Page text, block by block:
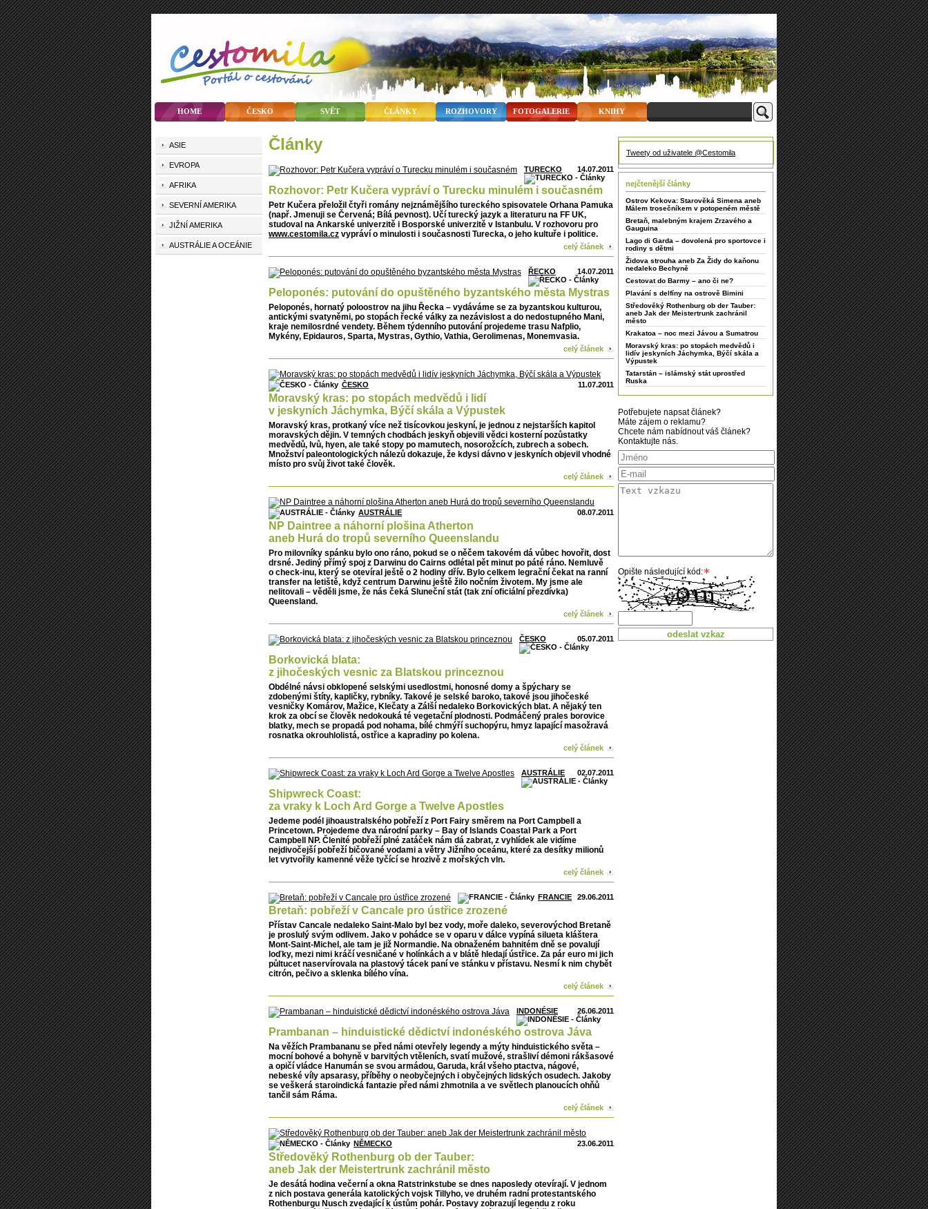
HOME ČESKO SVĚT ČLÁNKY ROZHOVORY FOTOGALERIE KNIHY
články
14.07.2011
TURECKO
Rozhovor: Petr Kučera vypráví o Turecku minulém i současném
Petr Kučera přeložil čtyři romány nejznámějšího tureckého spisovatele Orhana Pamuka
(např. Jmenuji se Červená; Bílá pevnost). Učí turecký jazyk a literaturu na FF UK,
studoval na Ankarské univerzitě i Bosporské univerzitě v Istanbulu. V rozhovoru pro
www.cestomila.cz vypráví o minulosti i současnosti Turecka, o jeho kultuře i politice.
celý článek
14.07.2011
ŘECKO
Peloponés: putování do opuštěného byzantského města Mystras
Peloponés, hornatý poloostrov na jihu Řecka – vydáváme se za byzantskou kulturou,
antickými svatyněmi, po stopách řecké války za nezávislost a do nedostupného Mani,
kraje nemilosrdné vendety. Během týdenního putování projedeme trasu Nafplio,
Mykény, Epidauros, Sparta, Mystras, Gythio, Vathia, Gerolimenas, Monemvasia.
celý článek
11.07.2011
ČESKO
Moravský kras: po stopách medvědů i lidí
v jeskyních Jáchymka, Býčí skála a Výpustek
Moravský kras, protkaný více než tisícovkou jeskyní, je jednou z nejstarších kapitol
moravských dějin. V temných chodbách jeskyň objevili vědci kosterní pozůstatky
medvědů, lvů, hyen, ale také stopy po mamutech, nosorožcích, zubrech a sobech.
Množství paleontologických nálezů dokazuje, že kdysi dávno v jeskyních objevil vhodné
místo pro svůj život také člověk.
celý článek
08.07.2011
AUSTRÁLIE
NP Daintree a náhorní plošina Atherton
aneb Hurá do tropů severního Queenslandu
Pro milovníky spánku bylo ono ráno, pokud se o něčem takovém dá vůbec hovořit, dost
drsné. Jediný přímý spoj z Darwinu do Cairns odlétal pět minut po páté ráno. Nemluvě
o check-inu, který se otevíral ještě o 2 hodiny dřív. Bylo celkem legrační čekat na ranní
transfer na letiště, když centrum Darwinu ještě žilo nočním životem. My jsme ale
nelitovali – věděli jsme, že nás čeká Sluneční stát (tak zní oficiální přezdívka)
Queensland.
celý článek
05.07.2011
ČESKO
Borkovická blata:
z jihočeských vesnic za Blatskou princeznou
Obdélné návsi obklopené selskými usedlostmi, honosné domy a špýchary se
zdobenými štíty, kapličky, rybníky. Takové je selské baroko, takové jsou jihočeské
vesničky Komárov, Mažice, Klečaty a Zálší nedaleko Borkovických blat. A nějaký ten
krok za obcí se člověk nedokouká té vegetační plodnosti. Podmáčený prales borovice
blatky, mech se propadá pod nohama, bílé chmýří suchopýru, hmyz lapající masožravá
rosnatka okrouhlolistá, ostřice a kapradiny po kolena.
celý článek
02.07.2011
AUSTRÁLIE
Shipwreck Coast:
za vraky k Loch Ard Gorge a Twelve Apostles
Jedeme podél jihoaustralského pobřeží z Port Fairy směrem na Port Campbell a
Princetown. Projedeme dva národní parky – Bay of Islands Coastal Park a Port
Campbell NP. Členité pobřeží plné zatáček nám dá zabrat, z vyhlídek ale vidíme
nejdivočejší pobřeží bičované vodami a větry Jižního oceánu, které za desítky milionů
let vytvořily kamenné věže tyčící se hrozivě z mořských vln.
celý článek
29.06.2011
FRANCIE
Bretaň: pobřeží v Cancale pro ústřice zrozené
Přístav Cancale nedaleko Saint-Malo byl bez vody, moře daleko, severovýchod Bretaně
je proslulý svým odlivem. Jako v pohádce se v oparu v dálce vypíná silueta kláštera
Mont-Saint-Michel, ale tam je již Normandie. Na obnaženém bahnitém dně se povalují
loďky, mezi nimi kráčí vesničané v holínkách a v blátě hledají ústřice. Za pár euro mi jich
půltucet naservírovala na plastový tácek paní ve stánku v přístavu. Nesmí k nim chybět
citrón, pečivo a sklenka bílého vína.
celý článek
26.06.2011
INDONÉSIE
Prambanan – hinduistické dědictví indonéského ostrova Jáva
Na věžích Prambananu se před námi otevřely legendy a mýty hinduistického světa –
mocní bohové a bohyně v barvitých vtěleních, svatí mužové, strašliví démoni rákšasové
a opičí vládce Hanumán se svou armádou, Garuda, král všeho ptactva, nágové,
nebeské víly apsarasy, příběhy o neobyčejných i obyčejných lidských osudech. Jakoby
se veškerá staroindická fantazie před námi zhmotnila a ve světlech planoucích ohňů
tančil sám Ráma.
celý článek
23.06.2011
NĚMECKO
Středověký Rothenburg ob der Tauber:
aneb Jak der Meistertrunk zachránil město
Je desátá hodina večerní a okna Ratstrinkstube se dnes naposledy otevírají. V jednom
z nich postava generála katolických vojsk Tillyho, ve druhém radní protestantského
Rothenburgu Nusch zvedající k ústům pohár. Postavy zobrazují legendu z roku
ASIE
EVROPA
AFRIKA
SEVERNÍ AMERIKA
JIŽNÍ AMERIKA
AUSTRÁLIE A OCEÁNIE
Tweety od uživatele @Cestomila
nejčtenější články
Ostrov Kekova: Starověká Simena aneb
Málem trosečníkem v potopeném městě
Bretaň, malebným krajem Zrzavého a
Gauguina
Lago di Garda – dovolená pro sportovce i
rodiny s dětmi
Židova strouha aneb Za Židy do kaňonu
nedaleko Bechyně
Cestovat do Barmy – ano či ne?
Plavání s delfíny na ostrově Bimini
Středověký Rothenburg ob der Tauber:
aneb Jak der Meistertrunk zachránil
město
Krakatoa – noc mezi Jávou a Sumatrou
Moravský kras: po stopách medvědů i
lidív jeskyních Jáchymka, Býčí skála a
Výpustek
Tatarstán – islámský stát uprostřed
Ruska
Potřebujete napsat článek?
Máte zájem o reklamu?
Chcete nám nabídnout váš článek?
Kontaktujte nás.
Opište následující kód: